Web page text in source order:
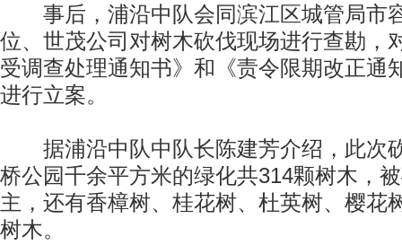
事后，浦沿中队会同滨江区城管局市
位、世茂公司对树木砍伐现场进行查勘，
受调查处理通知书》和《责令限期改正通
进行立案。
据浦沿中队中队长陈建芳介绍，此次
桥公园千余平方米的绿化共314颗树木，
主，还有香樟树、桂花树、杜英树、樱花
树木。